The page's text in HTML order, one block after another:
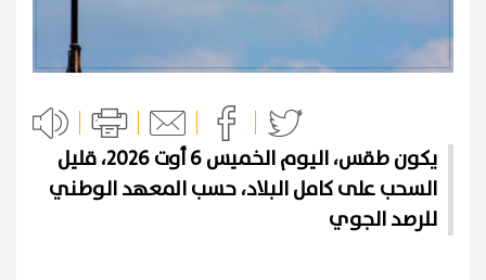
يكون طقس، اليوم الخميس 6 أوت 2026، قليل
السحب على كامل البلاد، حسب المعهد الوطني
للرصد الجوي